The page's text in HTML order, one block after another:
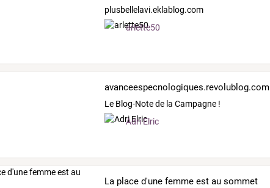
plusbellelavi.eklablog.com
arlette50
avanceespecnologiques.revolublog.com
Le Blog-Note de la Campagne !
Adri Elric
La place d'une femme est au sommet